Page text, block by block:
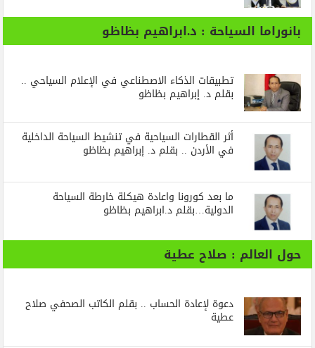
بانوراما السياحة : د.ابراهيم بظاظو
تطبيقات الذكاء الاصطناعي في الإعلام السياحي ..
بقلم د. إبراهيم بظاظو
أثر القطارات السياحية في تنشيط السياحة الداخلية
في الأردن .. بقلم د. إبراهيم بظاظو
ما بعد كورونا واعادة هيكلة خارطة السياحة
الدولية…بقلم د.ابراهيم بظاظو
حول العالم : صلاح عطية
دعوة لإعادة الحساب .. بقلم الكاتب الصحفي صلاح
عطية